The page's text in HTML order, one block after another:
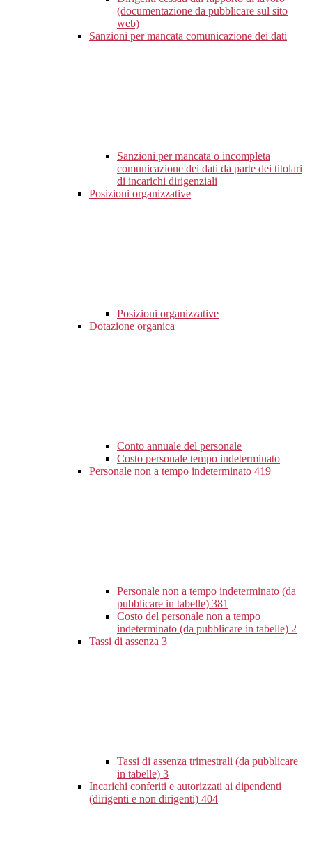
(documentazione da pubblicare sul sito
web)
Sanzioni per mancata comunicazione dei dati
Sanzioni per mancata o incompleta
comunicazione dei dati da parte dei titolari
di incarichi dirigenziali
Posizioni organizzative
Posizioni organizzative
Dotazione organica
Conto annuale del personale
Costo personale tempo indeterminato
Personale non a tempo indeterminato 419
Personale non a tempo indeterminato (da
pubblicare in tabelle) 381
Costo del personale non a tempo
indeterminato (da pubblicare in tabelle) 2
Tassi di assenza 3
Tassi di assenza trimestrali (da pubblicare
in tabelle) 3
Incarichi conferiti e autorizzati ai dipendenti
(dirigenti e non dirigenti) 404